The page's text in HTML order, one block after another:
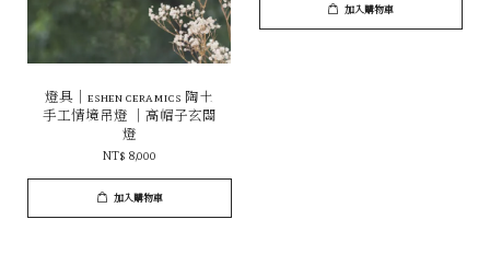
燈具｜eshen ceramics 陶土
手工情境吊燈 ｜高帽子玄關
燈
NT$ 8,000
加入購物車
加入購物車